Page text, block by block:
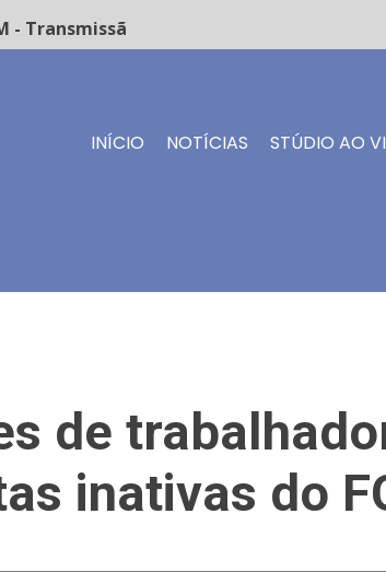
Transmissão ao vivo
INÍCIO NOTÍCIAS STÚDIO AO
de
inativas do